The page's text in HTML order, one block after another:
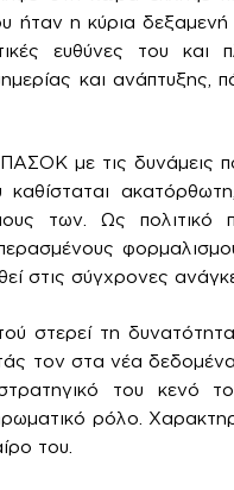
ήταν η κύρια δεξαμενή
ευθύνες του και
και
με τις δυνάμεις
ακατόρθωτη,
των. Ως πολιτικό
στις σύγχρονες
στερεί τη
τον στα νέα
του κενό
ρόλο.
του.